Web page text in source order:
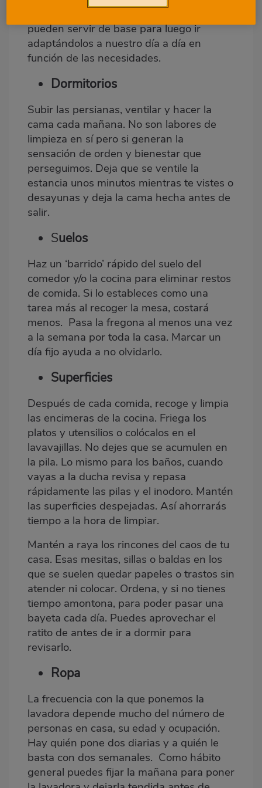
pueden servir de base para luego ir
adaptándolos a nuestro día a día en
función de las necesidades.
Dormitorios
Subir las persianas, ventilar y hacer la
cama cada mañana. No son labores de
limpieza en sí pero si generan la
sensación de orden y bienestar que
perseguimos. Deja que se ventile la
estancia unos minutos mientras te vistes o
desayunas y deja la cama hecha antes de
salir.
Suelos
Haz un ‘barrido’ rápido del suelo del
comedor y/o la cocina para eliminar restos
de comida. Si lo estableces como una
tarea más al recoger la mesa, costará
menos. Pasa la fregona al menos una vez
a la semana por toda la casa. Marcar un
día fijo ayuda a no olvidarlo.
Superficies
Después de cada comida, recoge y limpia
las encimeras de la cocina. Friega los
platos y utensilios o colócalos en el
lavavajillas. No dejes que se acumulen en
la pila. Lo mismo para los baños, cuando
vayas a la ducha revisa y repasa
rápidamente las pilas y el inodoro. Mantén
las superficies despejadas. Así ahorrarás
tiempo a la hora de limpiar.
Mantén a raya los rincones del caos de tu
casa. Esas mesitas, sillas o baldas en los
que se suelen quedar papeles o trastos sin
atender ni colocar. Ordena, y si no tienes
tiempo amontona, para poder pasar una
bayeta cada día. Puedes aprovechar el
ratito de antes de ir a dormir para
revisarlo.
Ropa
La frecuencia con la que ponemos la
lavadora depende mucho del número de
personas en casa, su edad y ocupación.
Hay quién pone dos diarias y a quién le
basta con dos semanales. Como hábito
general puedes fijar la mañana para poner